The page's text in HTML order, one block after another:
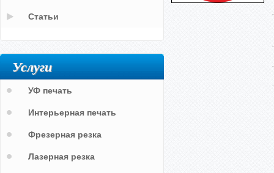
Статьи
Услуги
УФ печать
Интерьерная печать
Фрезерная резка
Лазерная резка